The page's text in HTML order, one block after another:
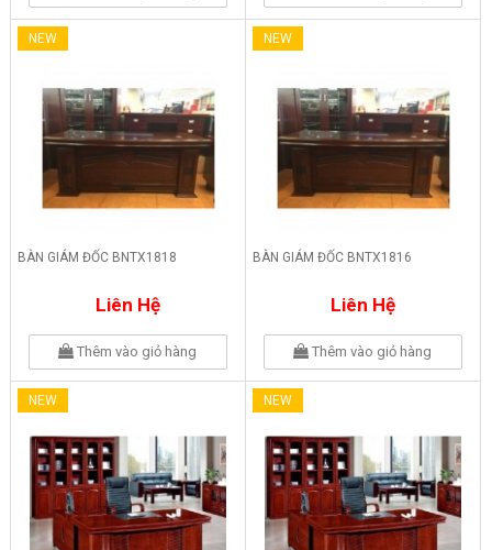
NEW
BÀN GIÁM ĐỐC BNTX1818
Liên Hệ
Thêm vào giỏ hàng
NEW
BÀN GIÁM ĐỐC BNTX1816
Liên Hệ
Thêm vào giỏ hàng
NEW NEW